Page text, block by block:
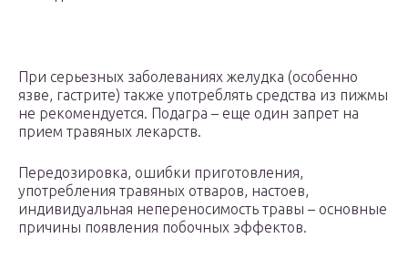
При серьезных заболеваниях желудка (особенно
язве, гастрите) также употреблять средства из пижмы
не рекомендуется. Подагра – еще один запрет на
прием травяных лекарств.
Передозировка, ошибки приготовления,
употребления травяных отваров, настоев,
индивидуальная непереносимость травы – основные
причины появления побочных эффектов.